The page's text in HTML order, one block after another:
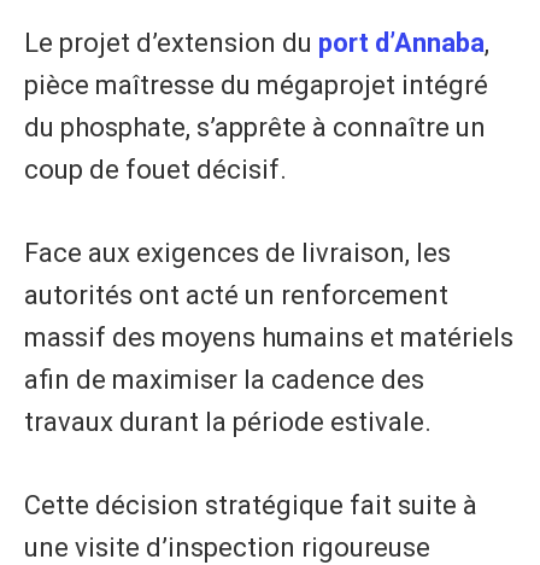
Le projet d’extension du port d’Annaba,
pièce maîtresse du mégaprojet intégré
du phosphate, s’apprête à connaître un
coup de fouet décisif.
Face aux exigences de livraison, les
autorités ont acté un renforcement
massif des moyens humains et matériels
afin de maximiser la cadence des
travaux durant la période estivale.
Cette décision stratégique fait suite à
une visite d’inspection rigoureuse